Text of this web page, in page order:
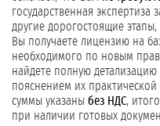
государственная экспертиза
другие дорогостоящие
Вы получаете лицензию на
необходимого по новым
найдете полную детализацию
пояснением их
суммы указаны без НДС,
при наличии готовых